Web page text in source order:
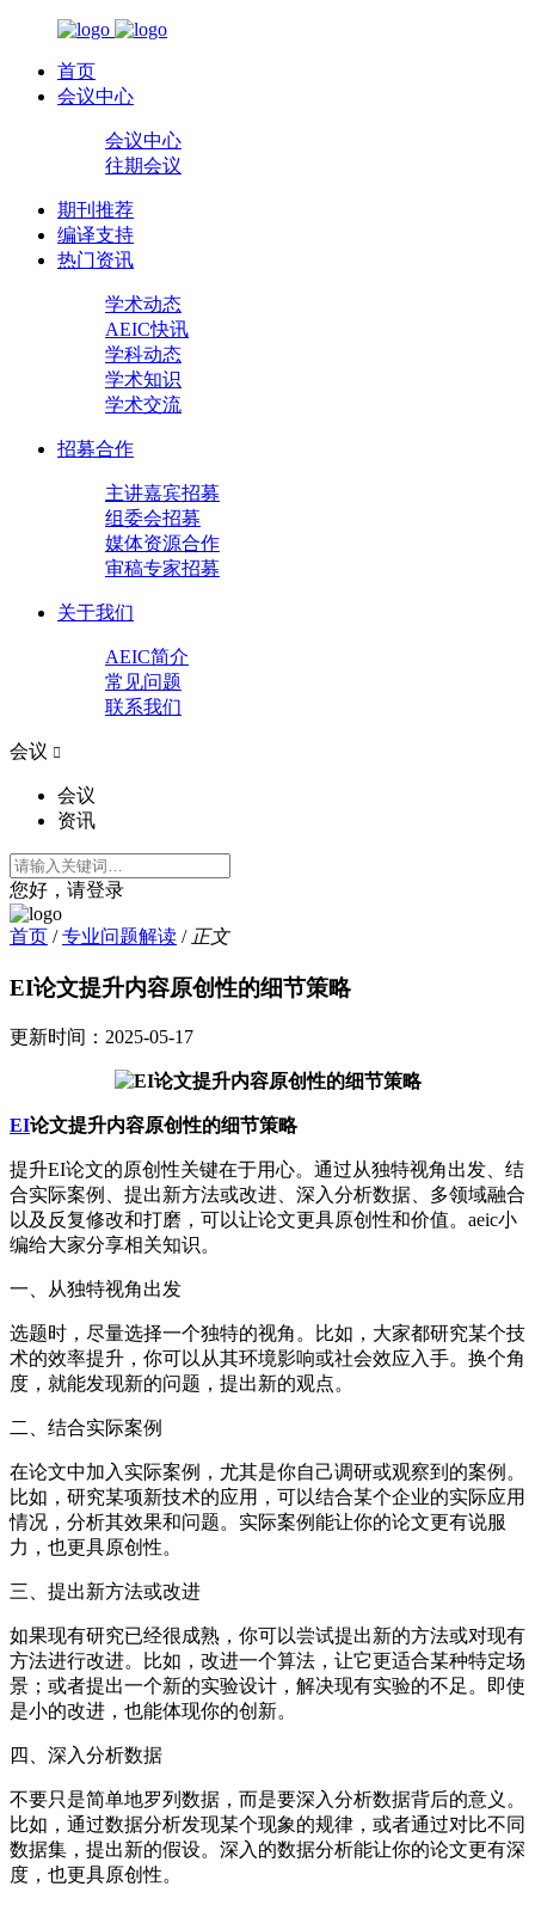
首页
会议中心
会议中心
往期会议
期刊推荐
编译支持
热门资讯
学术动态
AEIC快讯
学科动态
学术知识
学术交流
招募合作
主讲嘉宾招募
组委会招募
媒体资源合作
审稿专家招募
关于我们
AEIC简介
常见问题
联系我们
会议 
会议
资讯
您好，请登录
首页 / 专业问题解读 / 正文
EI论文提升内容原创性的细节策略
更新时间： 2025-05-17
EI论文提升内容原创性的细节策略
提升EI论文的原创性关键在于用心。通过从独特视角出发、结
合实际案例、提出新方法或改进、深入分析数据、多领域融合
以及反复修改和打磨，可以让论文更具原创性和价值。aeic小
编给大家分享相关知识。
一、从独特视角出发
选题时，尽量选择一个独特的视角。比如，大家都研究某个技
术的效率提升，你可以从其环境影响或社会效应入手。换个角
度，就能发现新的问题，提出新的观点。
二、结合实际案例
在论文中加入实际案例，尤其是你自己调研或观察到的案例。
比如，研究某项新技术的应用，可以结合某个企业的实际应用
情况，分析其效果和问题。实际案例能让你的论文更有说服
力，也更具原创性。
三、提出新方法或改进
如果现有研究已经很成熟，你可以尝试提出新的方法或对现有
方法进行改进。比如，改进一个算法，让它更适合某种特定场
景；或者提出一个新的实验设计，解决现有实验的不足。即使
是小的改进，也能体现你的创新。
四、深入分析数据
不要只是简单地罗列数据，而是要深入分析数据背后的意义。
比如，通过数据分析发现某个现象的规律，或者通过对比不同
数据集，提出新的假设。深入的数据分析能让你的论文更有深
度，也更具原创性。